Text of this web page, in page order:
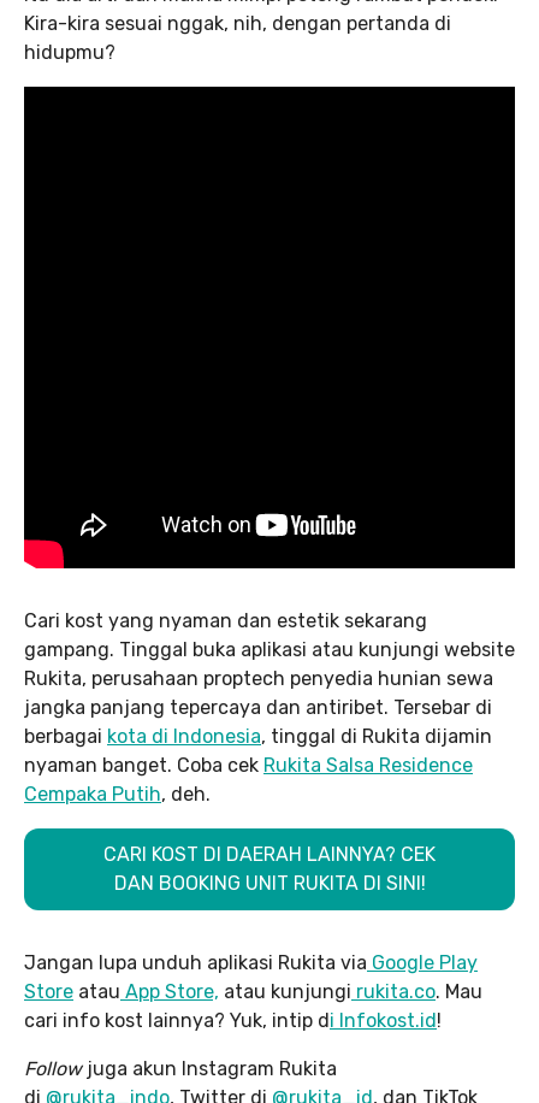
Kira-kira sesuai nggak, nih, dengan pertanda di
hidupmu?
Cari kost yang nyaman dan estetik sekarang
gampang. Tinggal buka aplikasi atau kunjungi website
Rukita, perusahaan proptech penyedia hunian sewa
jangka panjang tepercaya dan antiribet. Tersebar di
berbagai kota di Indonesia, tinggal di Rukita dijamin
nyaman banget. Coba cek Rukita Salsa Residence
Cempaka Putih, deh.
CARI KOST DI DAERAH LAINNYA? CEK
DAN BOOKING UNIT RUKITA DI SINI!
Jangan lupa unduh aplikasi Rukita via Google Play
Store atau App Store, atau kunjungi rukita.co. Mau
cari info kost lainnya? Yuk, intip d i Infokost.id !
Follow juga akun Instagram Rukita
di @rukita_indo, Twitter di @rukita_id , dan TikTok